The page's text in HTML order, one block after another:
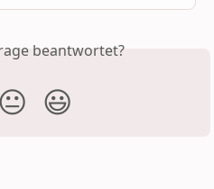
beantwortet?
😐 😃